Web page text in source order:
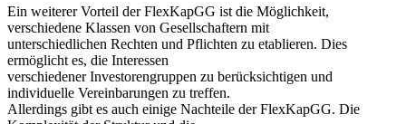
Ein weiterer Vorteil der FlexKapGG ist die Möglichkeit,
verschiedene Klassen von Gesellschaftern mit
unterschiedlichen Rechten und Pflichten zu etablieren. Dies
ermöglicht es, die Interessen
verschiedener Investorengruppen zu berücksichtigen und
individuelle Vereinbarungen zu treffen.
Allerdings gibt es auch einige Nachteile der FlexKapGG. Die